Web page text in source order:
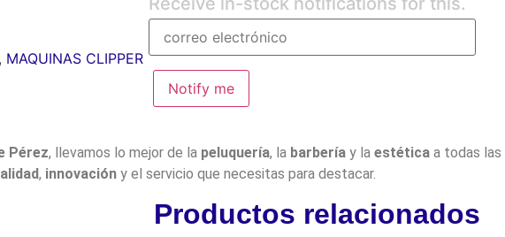
MAQUINAS CLIPPER
Notify me
Pérez, llevamos lo mejor de la peluquería, la barberíay la estéticaa todas las
, innovacióny el servicio que necesitas para destacar.
Productos relacionados